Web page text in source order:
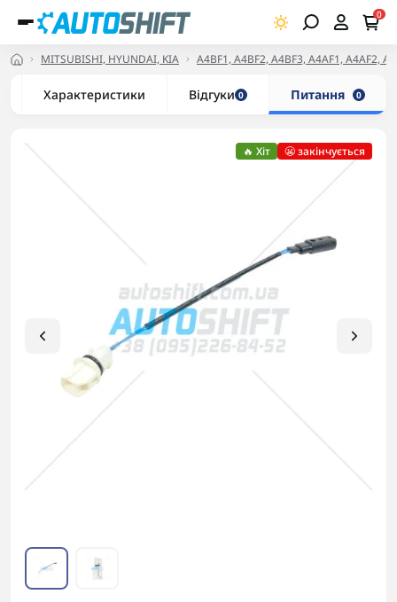
0
MITSUBISHI, HYUNDAI, KIA A4BF1, A4BF2, A4BF3, A4AF1, A4AF2,
Характеристики Відгуки 0 Питання 0
🔥 Хіт 😬 закінчується